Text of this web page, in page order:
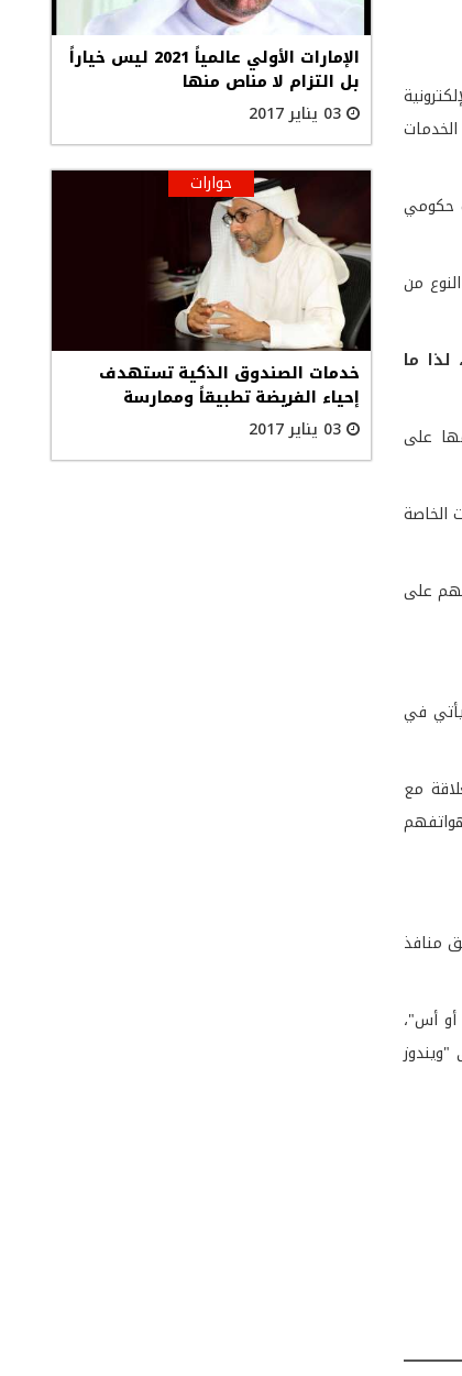
على مستوى السلطنة، كذلك تلقى 70 ألف موظف حكومي
النوع من
ما
على
الخاصة
في السلطنة تفوق 200 في المئة، 50 في المئة منهم على
في
مع
نفسه تم إصدار 8 آلاف و99 مخالفة في حق منافذ
أو أس"،
أس"، و2500 على "بلاك بيري"، و1500 تحميل على "ويندوز
الإمارات الأولي عالمياً 2021 ليس خياراً
بل التزام لا مناص منها
حوارات
خدمات الصندوق الذكية تستهدف
إحياء الفريضة تطبيقاً وممارسة